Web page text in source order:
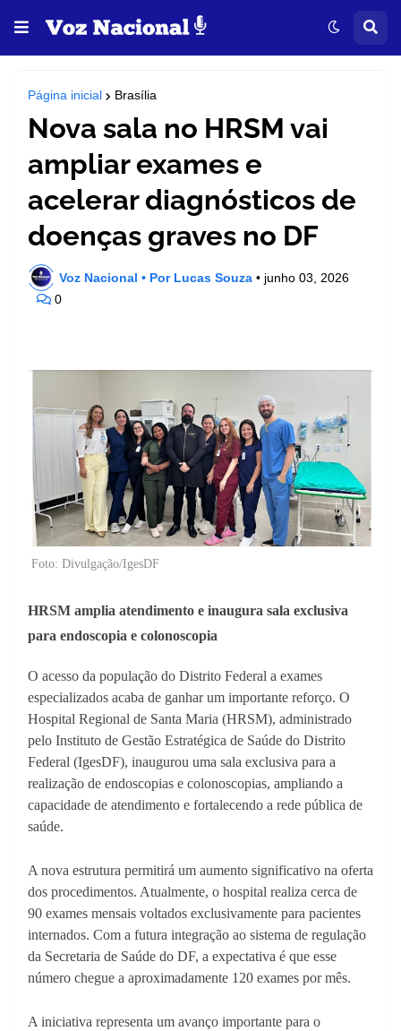
Página inicial Brasília
Nova sala no HRSM vai
ampliar exames e
acelerar diagnósticos de
doenças graves no DF
Voz Nacional • Por Lucas Souza • junho 03, 2026
0
Foto: Divulgação/IgesDF
HRSM amplia atendimento e inaugura sala exclusiva
para endoscopia e colonoscopia
O acesso da população do Distrito Federal a exames
especializados acaba de ganhar um importante reforço. O
Hospital Regional de Santa Maria (HRSM), administrado
pelo Instituto de Gestão Estratégica de Saúde do Distrito
Federal (IgesDF), inaugurou uma sala exclusiva para a
realização de endoscopias e colonoscopias, ampliando a
capacidade de atendimento e fortalecendo a rede pública de
saúde.
A nova estrutura permitirá um aumento significativo na oferta
dos procedimentos. Atualmente, o hospital realiza cerca de
90 exames mensais voltados exclusivamente para pacientes
internados. Com a futura integração ao sistema de regulação
da Secretaria de Saúde do DF, a expectativa é que esse
número chegue a aproximadamente 120 exames por mês.
A iniciativa representa um avanço importante para o